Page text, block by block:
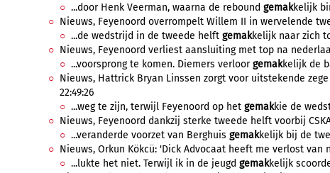
...door Henk Veerman, waarna de rebound gemakkelijk
Nieuws, Feyenoord overrompelt Willem II in wervelende
...de wedstrijd in de tweede helft gemakkelijk naar zich
Nieuws, Feyenoord verliest aansluiting met top na
...voorsprong te komen. Diemers verloorgemakkelijk de
Nieuws, Hattrick Bryan Linssen zorgt voor uitstekende
22:49:26
...weg te zijn, terwijl Feyenoord op het gemakkie de
Nieuws, Feyenoord dankzij sterke tweede helft voorbij
...veranderde voorzet van Berghuis gemakkelijk bij de
Nieuws, Orkun Kökcü: 'Dick Advocaat heeft me verlost van
...lukte het niet. Terwijl ik in de jeugd gemakkelijk